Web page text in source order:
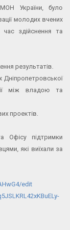
України, було
молодих вчених
здійснення та
результатів.
Дніпропетровської
між владою та
проектів.
Офісу підтримки
які виїхали за
edit